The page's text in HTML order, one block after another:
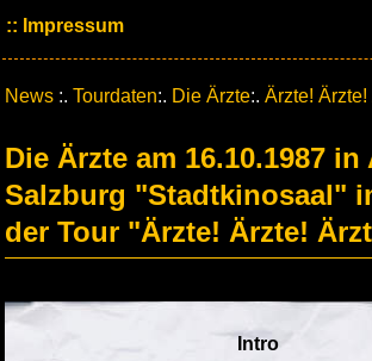
Impressum
News :. Tourdaten:. Die Ärzte:. Ärzte! Ärzte!
Die Ärzte am 16.10.1987 in
Salzburg "Stadtkinosaal"
der Tour "Ärzte! Ärzte!
Intro